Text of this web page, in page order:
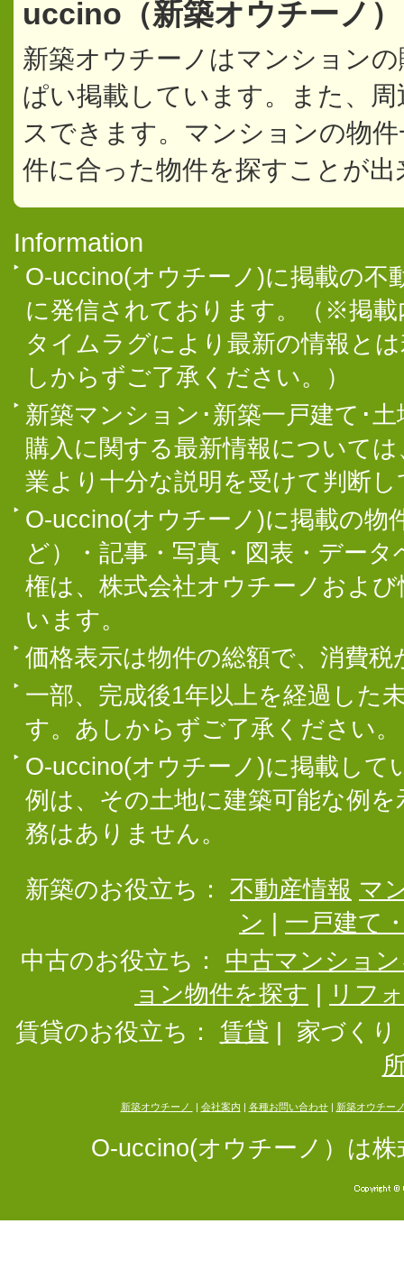
uccino（新築オウチーノ
新築オウチーノはマンション
ぱい掲載しています。また、
スできます。マンションの物
件に合った物件を探すことが出
Information
O-uccino(オウチーノ)に掲載の不
に発信されております。（※掲
タイムラグにより最新の情報と
しからずご了承ください。）
新築マンション･新築一戸建て･
購入に関する最新情報について
業より十分な説明を受けて判断
O-uccino(オウチーノ)に掲載の物
ど）・記事・写真・図表・デー
権は、株式会社オウチーノおよ
います。
価格表示は物件の総額で、消費
一部、完成後1年以上を経過した
す。あしからずご了承ください。
O-uccino(オウチーノ)に掲載して
例は、その土地に建築可能な例
務はありません。
新築のお役立ち： 不動産情報 マ
ン
一戸建て
中古のお役立ち：
中古マンショ
ョン物件を探す
リフ
賃貸のお役立ち：
賃貸
家づくり
新築オウチーノ 会社案内 各種お問い合わせ| 新築オウチー
O-uccino(オウチーノ）は